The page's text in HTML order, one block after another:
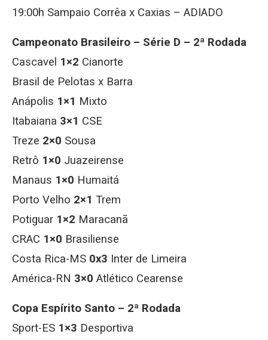
19:00h Sampaio Corrêa x Caxias – ADIADO
Campeonato Brasileiro – Série D – 2ª Rodada
Cascavel 1×2 Cianorte
Brasil de Pelotas x Barra
Anápolis 1×1 Mixto
Itabaiana 3×1 CSE
Treze 2×0 Sousa
Retrô 1×0 Juazeirense
Manaus 1×0 Humaitá
Porto Velho 2×1 Trem
Potiguar 1×2 Maracanã
CRAC 1×0 Brasiliense
Costa Rica-MS 0x3 Inter de Limeira
América-RN 3×0 Atlético Cearense
Copa Espírito Santo – 2ª Rodada
Sport-ES 1×3 Desportiva